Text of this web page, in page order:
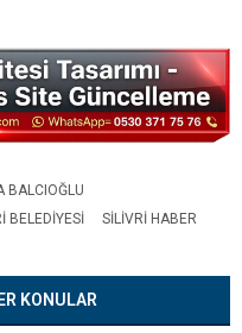
BALCIOĞLU
BELEDIYESI
SILIVRI HABER
KONULAR